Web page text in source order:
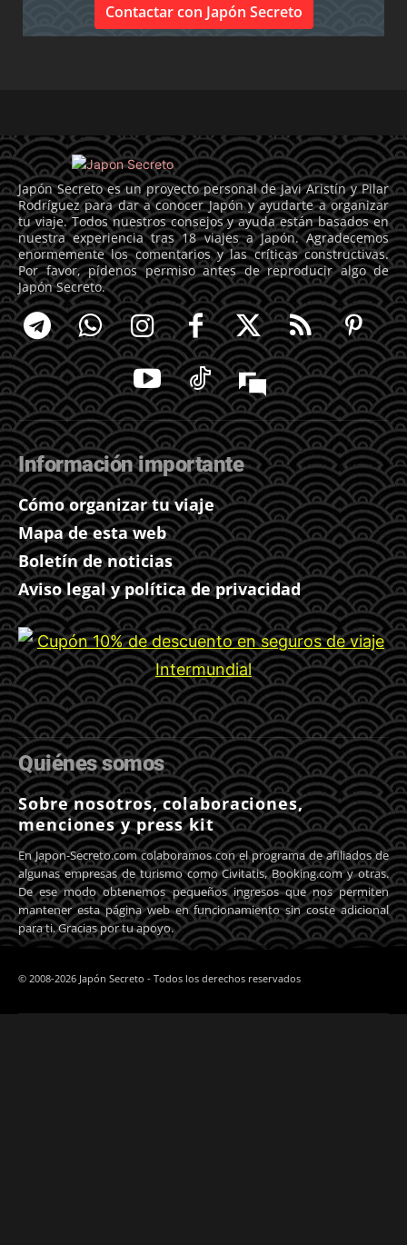
Contactar con Japón Secreto
Japón Secreto es un proyecto personal de Javi Aristín y Pilar
Rodríguez para dar a conocer Japón y ayudarte a organizar
tu viaje. Todos nuestros consejos y ayuda están basados en
nuestra experiencia tras 18 viajes a Japón. Agradecemos
enormemente los comentarios y las críticas constructivas.
Por favor, pídenos permiso antes de reproducir algo de
Japón Secreto.
Información importante
Cómo organizar tu viaje
Mapa de esta web
Boletín de noticias
Aviso legal y política de privacidad
Quiénes somos
Sobre nosotros, colaboraciones,
menciones y press kit
En Japon-Secreto.com colaboramos con el programa de afiliados de
algunas empresas de turismo como Civitatis, Booking.com y otras.
De ese modo obtenemos pequeños ingresos que nos permiten
mantener esta página web en funcionamiento sin coste adicional
para ti. Gracias por tu apoyo.
© 2008-2026 Japón Secreto - Todos los derechos reservados